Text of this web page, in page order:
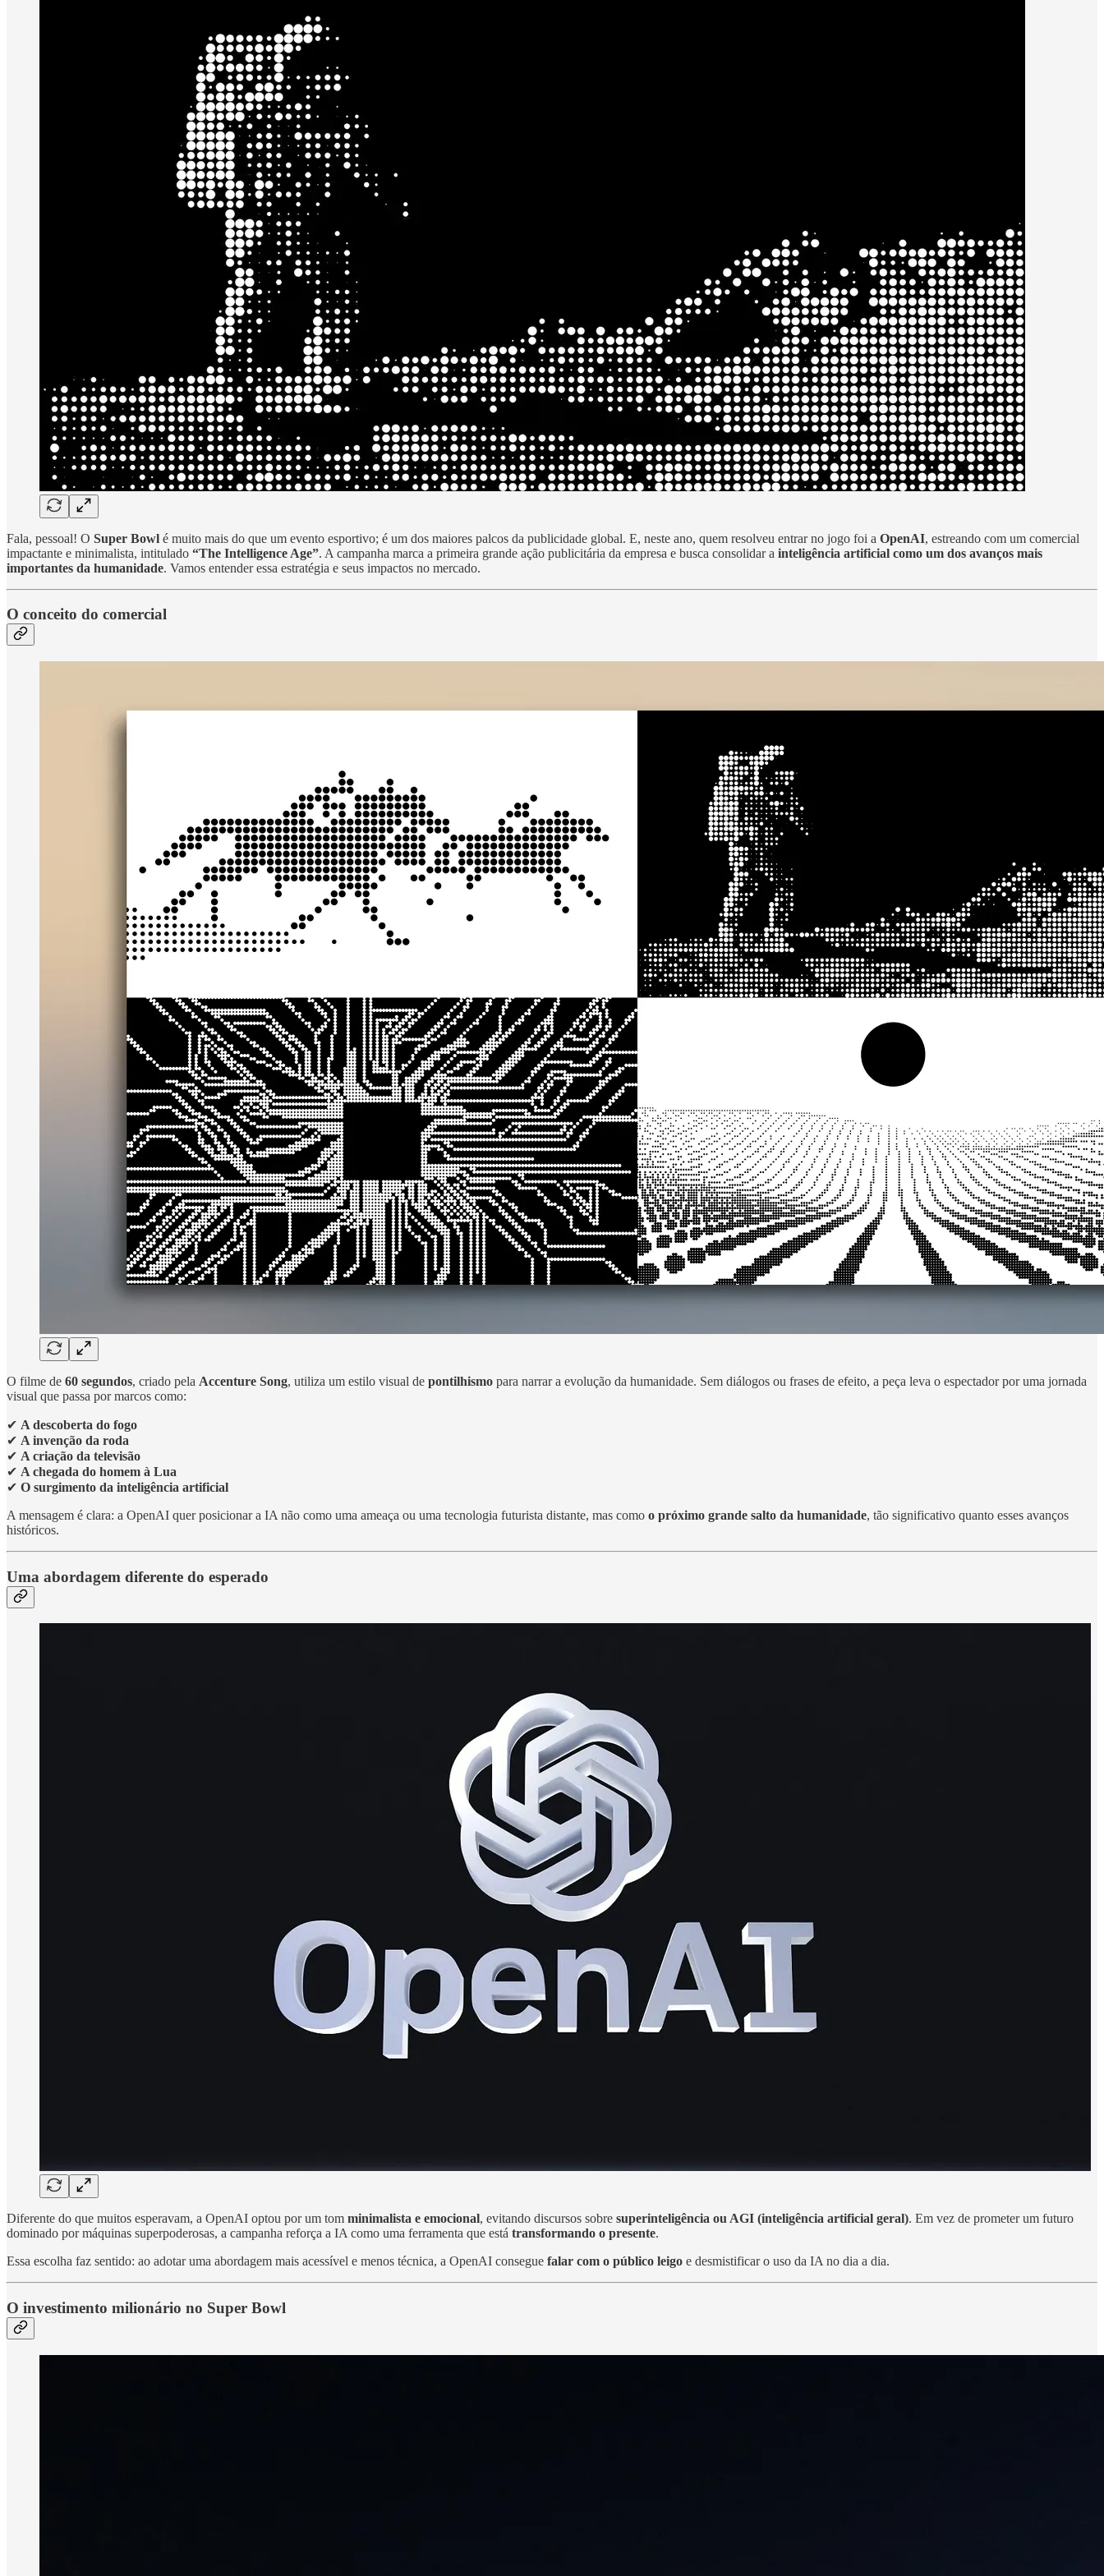
Fala, pessoal! O Super Bowl é muito mais do que um evento esportivo; é um dos maiores palcos da publicidade global. E, neste ano, quem resolveu entrar no jogo foi a OpenAI, estreando com um comercial
impactante e minimalista, intitulado “The Intelligence Age”. A campanha marca a primeira grande ação publicitária da empresa e busca consolidar a inteligência artificial como um dos avanços mais
importantes da humanidade. Vamos entender essa estratégia e seus impactos no mercado.
O conceito do comercial
O filme de 60 segundos, criado pela Accenture Song, utiliza um estilo visual de pontilhismo para narrar a evolução da humanidade. Sem diálogos ou frases de efeito, a peça leva o espectador por uma jornada
visual que passa por marcos como:
✔ A descoberta do fogo
✔ A invenção da roda
✔ A criação da televisão
✔ A chegada do homem à Lua
✔ O surgimento da inteligência artificial
A mensagem é clara: a OpenAI quer posicionar a IA não como uma ameaça ou uma tecnologia futurista distante, mas como o próximo grande salto da humanidade, tão significativo quanto esses avanços
históricos.
Uma abordagem diferente do esperado
Diferente do que muitos esperavam, a OpenAI optou por um tom minimalista e emocional, evitando discursos sobre superinteligência ou AGI (inteligência artificial geral). Em vez de prometer um futuro
dominado por máquinas superpoderosas, a campanha reforça a IA como uma ferramenta que está transformando o presente.
Essa escolha faz sentido: ao adotar uma abordagem mais acessível e menos técnica, a OpenAI consegue falar com o público leigo e desmistificar o uso da IA no dia a dia.
O investimento milionário no Super Bowl